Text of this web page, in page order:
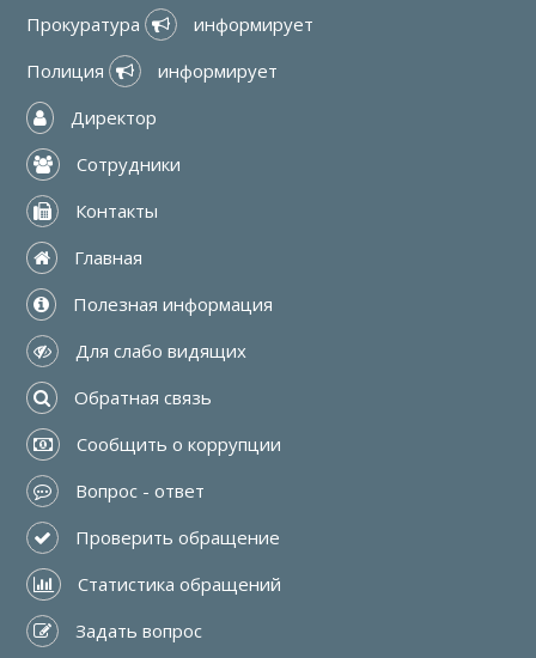
Прокуратура
информирует
Полиция
информирует
Директор
Сотрудники
Контакты
Главная
Полезная информация
Для слабо видящих
Обратная связь
Сообщить о коррупции
Вопрос - ответ
Проверить обращение
Статистика обращений
Задать вопрос